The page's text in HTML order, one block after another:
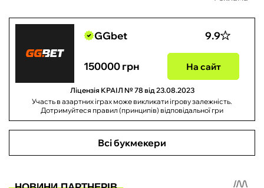
GGbet 9.9
150000 грн На сайт
Ліцензія КРАІЛ № 78 від 23.08.2023
Участь в азартних іграх може викликати ігрову залежність.
Дотримуйтеся правил (принципів) відповідальної гри
Всі букмекери